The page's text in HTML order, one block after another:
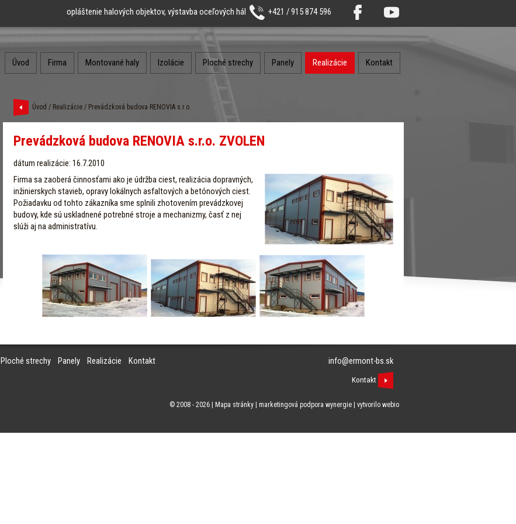
opláštenie halových objektov, výstavba oceľových hál +421 / 915 874 596
Úvod Firma Montované haly Izolácie Ploché strechy Panely Realizácie Kontakt
Úvod / Realizácie / Prevádzková budova RENOVIA s.r.o.
Prevádzková budova RENOVIA s.r.o. ZVOLEN
dátum realizácie: 16.7.2010
Firma sa zaoberá činnosťami ako je údržba ciest, realizácia dopravných,
inžinierskych stavieb, opravy lokálnych asfaltových a betónových ciest.
Požiadavku od tohto zákazníka sme splnili zhotovením prevádzkovej
budovy, kde sú uskladnené potrebné stroje a mechanizmy, časť z nej
slúži aj na administratívu.
Ploché strechy Panely Realizácie Kontakt info@ermont-bs.sk
Kontakt
© 2008 - 2026 | Mapa stránky | marketingová podpora wynergie | vytvorilo webio